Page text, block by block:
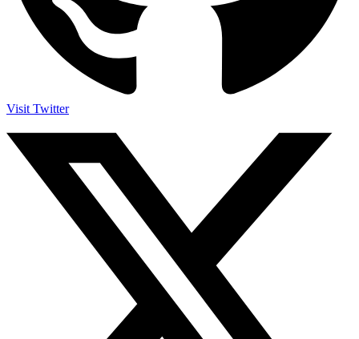
Visit Twitter